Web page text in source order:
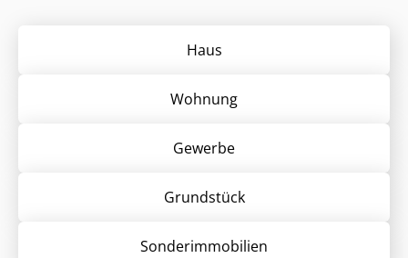
Haus
Wohnung
Gewerbe
Grund­stück
Sonder­immobilien